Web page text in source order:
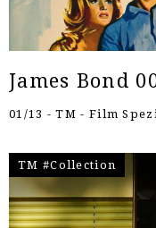
James Bond
01/13 - TM - Film
TM #Collection